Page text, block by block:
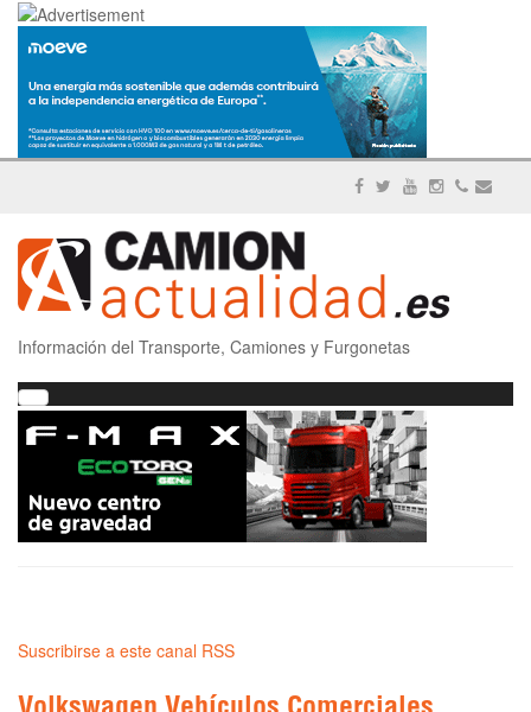
Información del Transporte, Camiones y Furgonetas
Suscribirse a este canal RSS